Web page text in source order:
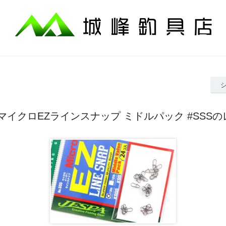
イクロEZラインスナップ ミドルパック #SSSの